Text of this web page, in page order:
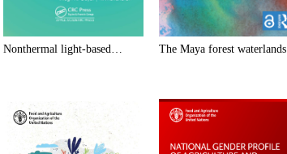
Nonthermal light-based… The Maya forest waterlands